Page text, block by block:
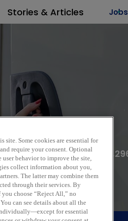
Stories & Articles Jobs
EUR 3,045 - EUR
site. Some cookies are essential for
require your consent. Optional
user behavior to improve the site,
collect information about you,
The latter may combine them
through their services. By
choose “Reject All,” no
can see details about all the
for essential